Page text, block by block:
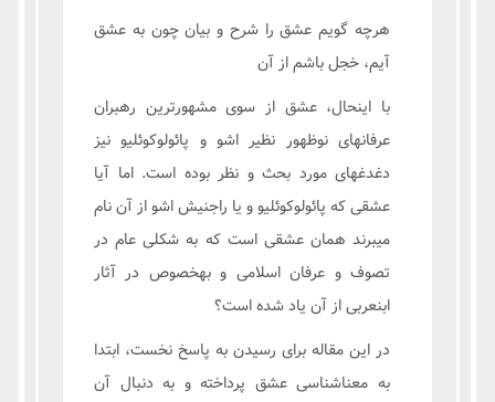
هرچه گويم عشق را شرح و بيان چون به عشق
آيم، خجل باشم از آن
با اینحال، عشق از سوی مشهورترین رهبران
عرفانهای نوظهور نظیر اشو و پائولوکوئلیو نیز
دغدغهای مورد بحث و نظر بوده است. اما آیا
عشقی که پائولوکوئلیو و یا راجنيش اشو از آن نام
میبرند همان عشقی است که به شکلی عام در
تصوف و عرفان اسلامی و بهخصوص در آثار
ابنعربی از آن یاد شده است؟
در این مقاله برای رسیدن به پاسخ نخست، ابتدا
به معناشناسی عشق پرداخته و به دنبال آن